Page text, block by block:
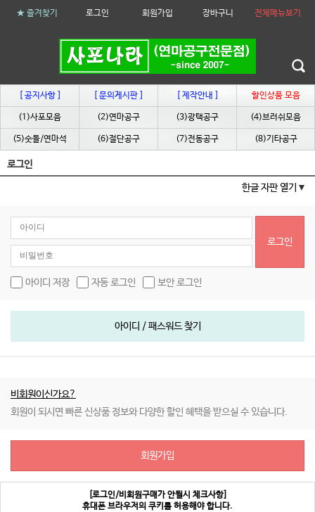
★ 즐겨찾기 로그인 회원가입 장바구니 전체메뉴보기
[ 공지사항 ] [ 문의게시판 ] [ 제작안내 ] 할인상품 모음
(1)사포모음 (2)연마공구 (3)광택공구 (4)브러쉬모음
(5)숫돌/연마석 (6)절단공구 (7)전동공구 (8)기타공구
로그인
한글 자판 열기
로그인
아이디 저장 자동 로그인 보안 로그인
아이디 / 패스워드 찾기
비회원이신가요?
회원이 되시면 빠른 신상품 정보와 다양한 할인 혜택을 받으실 수 있습니다.
회원가입
[로그인/비회원구매가 안될시 체크사항]
휴대폰 브라우저의 쿠키를 허용해야 합니다.